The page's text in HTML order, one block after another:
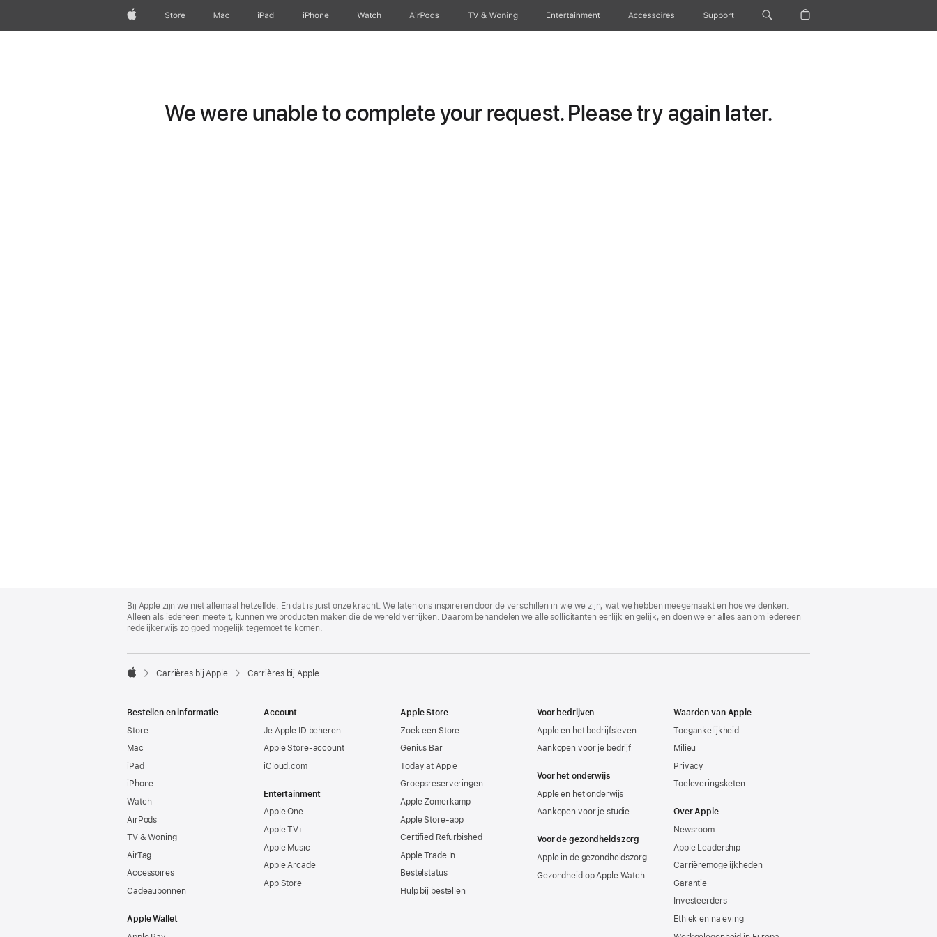
AppleStore Mac iPad iPhone Watch AirPods TV & Woning Entertainment Accessoires Support
We were unable to complete your request. Please try again later.
Footer
Bij Apple zijn we niet allemaal hetzelfde. En dat is juist onze kracht. We laten ons inspireren door de verschillen in wie we zijn, wat we hebben meegemaakt en hoe we denken.
Alleen als iedereen meetelt, kunnen we producten maken die de wereld verrijken. Daarom behandelen we alle sollicitanten eerlijk en gelijk, en doen we er alles aan om iedereen
redelijkerwijs zo goed mogelijk tegemoet te komen.

Carrières bij Apple Carrières bij Apple
Bestellen en informatie
Store
Mac
iPad
iPhone
Watch
AirPods
TV & Woning
AirTag
Accessoires
Cadeaubonnen
Apple Wallet
Account
Je Apple ID beheren
Apple Store-account
iCloud.com
Entertainment
Apple One
Apple TV+
Apple Music
Apple Arcade
App Store
Apple Store
Zoek een Store
Genius Bar
Today at Apple
Groepsreserveringen
Apple Zomerkamp
Apple Store-app
Certified Refurbished
Apple Trade In
Bestelstatus
Hulp bij bestellen
Voor bedrijven
Apple en het bedrijfsleven
Aankopen voor je bedrijf
Voor het onderwijs
Apple en het onderwijs
Aankopen voor je studie
Voor de gezondheidszorg
Apple in de gezondheidszorg
Gezondheid op Apple Watch
Waarden van Apple
Toegankelijkheid
Milieu
Privacy
Toeleveringsketen
Over Apple
Newsroom
Apple Leadership
Carrièremogelijkheden
Garantie
Investeerders
Ethiek en naleving